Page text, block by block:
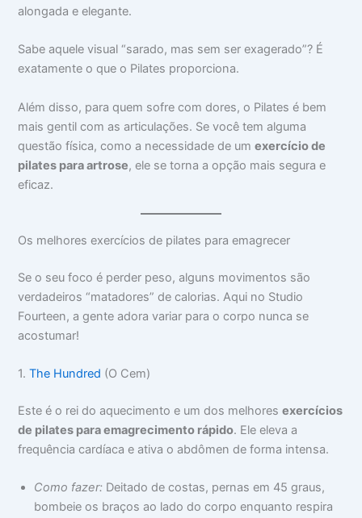
alongada e elegante.
Sabe aquele visual “sarado, mas sem ser exagerado”? É
exatamente o que o Pilates proporciona.
Além disso, para quem sofre com dores, o Pilates é bem
mais gentil com as articulações. Se você tem alguma
questão física, como a necessidade de umexercício de
pilates para artrose, ele se torna a opção mais segura e
eficaz.
Os melhores exercícios de pilates para emagrecer
Se o seu foco é perder peso, alguns movimentos são
verdadeiros “matadores” de calorias. Aqui no Studio
Fourteen, a gente adora variar para o corpo nunca se
acostumar!
1.The Hundred (O Cem)
Este é o rei do aquecimento e um dos melhoresexercícios
de pilates para emagrecimento rápido. Ele eleva a
frequência cardíaca e ativa o abdômen de forma intensa.
Como fazer: Deitado de costas, pernas em 45 graus,
bombeie os braços ao lado do corpo enquanto respira